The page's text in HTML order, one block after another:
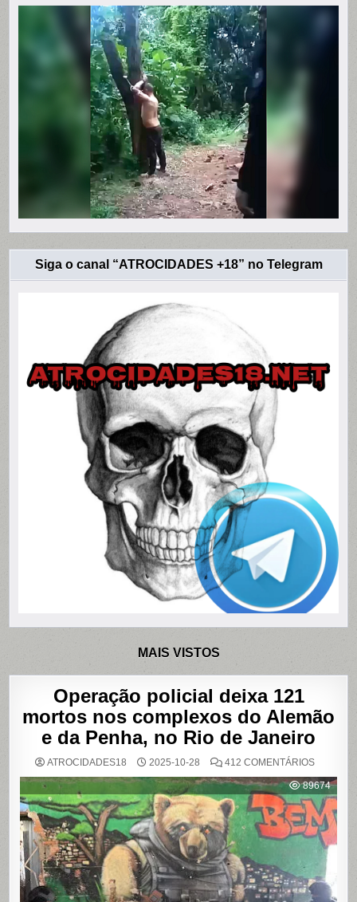
Siga o canal “ATROCIDADES +18” no Telegram
MAIS VISTOS
Operação policial deixa 121
mortos nos complexos do Alemão
e da Penha, no Rio de Janeiro
ATROCIDADES18 2025-10-28 412 COMENTÁRIOSEM
POLICIAL
DEIXA
121
MORTOS
NOS
DO
ALEMÃO
PENHA,
NO
RIO
89674